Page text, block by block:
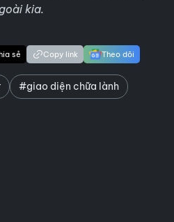
kia.
sẻ Copy link Theo dõi
#giao diện chữa lành